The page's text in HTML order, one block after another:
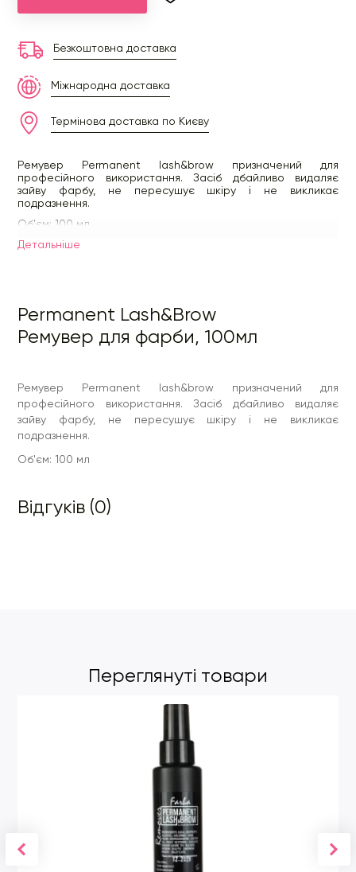
Безкоштовна доставка
Міжнародна доставка
Термінова доставка по Києву
Ремувер Permanent lash&brow призначений для
професійного використання. Засіб дбайливо видаляє
зайву фарбу, не пересушує шкіру і не викликає
подразнення.
Об'єм: 100 мл
Детальнiше
Permanent Lash&Brow
Ремувер для фарби, 100мл
Ремувер Permanent lash&brow призначений для
професійного використання. Засіб дбайливо видаляє
зайву фарбу, не пересушує шкіру і не викликає
подразнення.
Об'єм: 100 мл
Відгуків (0)
Переглянуті товари